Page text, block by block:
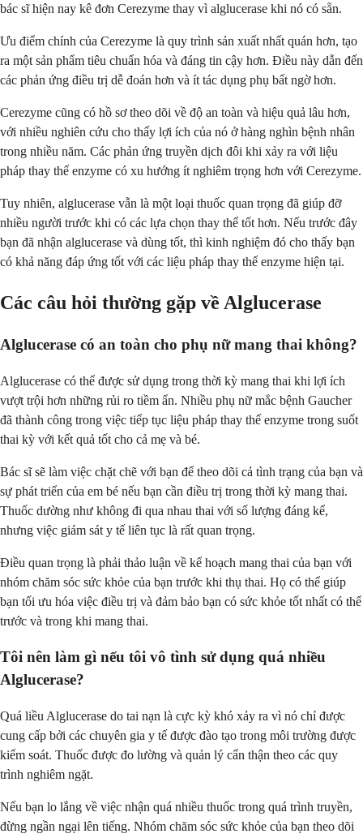
bác sĩ hiện nay kê đơn Cerezyme thay vì alglucerase khi nó có sẵn.
Ưu điểm chính của Cerezyme là quy trình sản xuất nhất quán hơn, tạo
ra một sản phẩm tiêu chuẩn hóa và đáng tin cậy hơn. Điều này dẫn đến
các phản ứng điều trị dễ đoán hơn và ít tác dụng phụ bất ngờ hơn.
Cerezyme cũng có hồ sơ theo dõi về độ an toàn và hiệu quả lâu hơn,
với nhiều nghiên cứu cho thấy lợi ích của nó ở hàng nghìn bệnh nhân
trong nhiều năm. Các phản ứng truyền dịch đôi khi xảy ra với liệu
pháp thay thế enzyme có xu hướng ít nghiêm trọng hơn với Cerezyme.
Tuy nhiên, alglucerase vẫn là một loại thuốc quan trọng đã giúp đỡ
nhiều người trước khi có các lựa chọn thay thế tốt hơn. Nếu trước đây
bạn đã nhận alglucerase và dùng tốt, thì kinh nghiệm đó cho thấy bạn
có khả năng đáp ứng tốt với các liệu pháp thay thế enzyme hiện tại.
Các câu hỏi thường gặp về Alglucerase
Alglucerase có an toàn cho phụ nữ mang thai không?
Alglucerase có thể được sử dụng trong thời kỳ mang thai khi lợi ích
vượt trội hơn những rủi ro tiềm ẩn. Nhiều phụ nữ mắc bệnh Gaucher
đã thành công trong việc tiếp tục liệu pháp thay thế enzyme trong suốt
thai kỳ với kết quả tốt cho cả mẹ và bé.
Bác sĩ sẽ làm việc chặt chẽ với bạn để theo dõi cả tình trạng của bạn và
sự phát triển của em bé nếu bạn cần điều trị trong thời kỳ mang thai.
Thuốc dường như không đi qua nhau thai với số lượng đáng kể,
nhưng việc giám sát y tế liên tục là rất quan trọng.
Điều quan trọng là phải thảo luận về kế hoạch mang thai của bạn với
nhóm chăm sóc sức khỏe của bạn trước khi thụ thai. Họ có thể giúp
bạn tối ưu hóa việc điều trị và đảm bảo bạn có sức khỏe tốt nhất có thể
trước và trong khi mang thai.
Tôi nên làm gì nếu tôi vô tình sử dụng quá nhiều
Alglucerase?
Quá liều Alglucerase do tai nạn là cực kỳ khó xảy ra vì nó chỉ được
cung cấp bởi các chuyên gia y tế được đào tạo trong môi trường được
kiểm soát. Thuốc được đo lường và quản lý cẩn thận theo các quy
trình nghiêm ngặt.
Nếu bạn lo lắng về việc nhận quá nhiều thuốc trong quá trình truyền,
đừng ngần ngại lên tiếng. Nhóm chăm sóc sức khỏe của bạn theo dõi